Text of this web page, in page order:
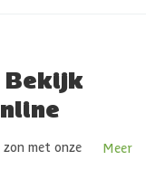
Bekijk
met onze
Meer